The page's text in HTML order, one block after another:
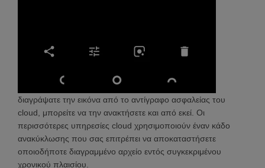
διαγράψατε την εικόνα από το αντίγραφο ασφαλείας του
cloud, μπορείτε να την ανακτήσετε και από εκεί. Οι
περισσότερες υπηρεσίες cloud χρησιμοποιούν έναν κάδο
ανακύκλωσης που σας επιτρέπει να αποκαταστήσετε
οποιοδήποτε διαγραμμένο αρχείο εντός συγκεκριμένου
χρονικού πλαισίου.